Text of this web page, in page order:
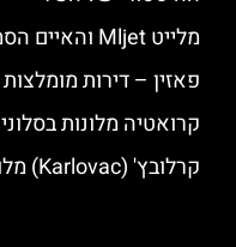
מלייט Mljet והאיים הסמוכים – מלונות מומלצים
פאזין – דירות מומלצות
קרואטיה מלונות בסלוני
קרלובץ' (Karlovac) מלונות מומלצים